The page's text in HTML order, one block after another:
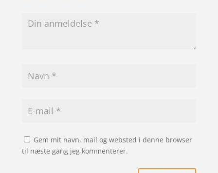
Gem mit navn, mail og websted i denne browser
til næste gang jeg kommenterer.